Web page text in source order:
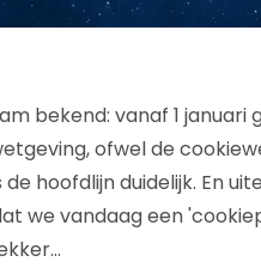
bekend: vanaf 1
ofwel de
de hoofdlijn duidelijk. En
we vandaag een